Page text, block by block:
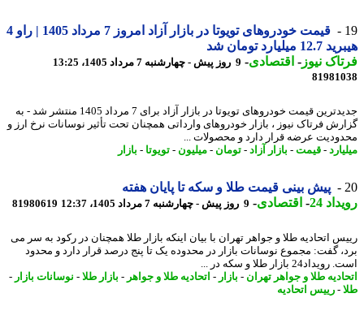
قیمت خودروهای تویوتا در بازار آزاد امروز 7 مرداد 1405 | راو 4
تومان شد
نیوز-اقتصادی-9 روز پیش - چهارشنبه 7 مرداد 1405، 13:25
جدیدترین قیمت خودروهای تویوتا در بازار آزاد برای 7 مرداد 1405 منتشر شد - به
فرتاک نیوز ، بازار خودروهای وارداتی همچنان تحت تأثیر نوسانات نرخ ارز و
عرضه قرار دارد و محصولات ...
-قیمت-بازار آزاد - تومان-میلیون-تویوتا-بازار
پیش بینی قیمت طلا و سکه تا پایان هفته
24
-اقتصادی-9 روز پیش - چهارشنبه 7 مرداد 1405، 12:37 81980619
اتحادیه طلا و جواهر تهران با بیان اینکه بازار طلا همچنان در رکود به سر می
گفت: مجموع نوسانات بازار در محدوده یک تا پنج درصد قرار دارد و محدود
بازار طلا و سکه در ...
طلا و جواهر تهران- بازار - اتحادیه طلا و جواهر- بازار طلا -نوسانات بازار -
-رییس اتحادیه